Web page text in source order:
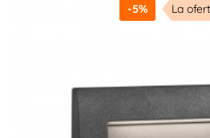
-5% La